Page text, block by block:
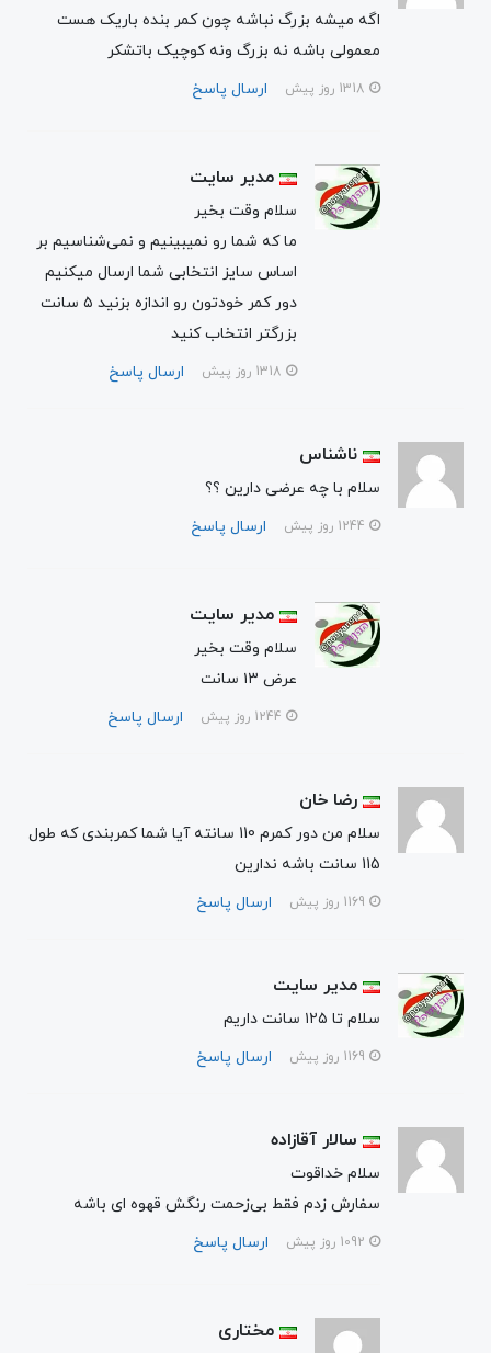
اگه میشه بزرگ نباشه چون کمر بنده باریک هست
معمولی باشه نه بزرگ ونه کوچیک باتشکر
ارسال پاسخ
مدیر سایت
سلام وقت بخیر
ما که شما رو نمیبینیم و نمی‌شناسیم بر
اساس سایز انتخابی شما ارسال میکنیم
دور کمر خودتون رو اندازه بزنید ۵ سانت
بزرگتر انتخاب کنید
ارسال پاسخ
ناشناس
سلام با چه عرضی دارین ؟؟
ارسال پاسخ
مدیر سایت
سلام وقت بخیر
عرض ۱۳ سانت
ارسال پاسخ
رضا خان
سلام من دور کمرم 110 سانته آیا شما کمربندی که طول
115 سانت باشه ندارین
ارسال پاسخ
مدیر سایت
سلام تا ۱۲۵ سانت داریم
ارسال پاسخ
سالار آقازاده
سلام خداقوت
سفارش زدم فقط بی‌زحمت رنگش قهوه ای باشه
ارسال پاسخ
مختاری